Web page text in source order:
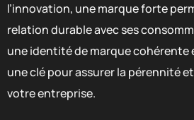
l’innovation, une marque forte
relation durable avec ses
une identité de marque
une clé pour assurer la pérennité
votre entreprise.